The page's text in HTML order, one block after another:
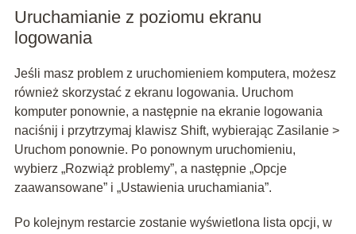
Uruchamianie z poziomu ekranu
logowania
Jeśli masz problem z uruchomieniem komputera, możesz
również skorzystać z ekranu logowania. Uruchom
komputer ponownie, a następnie na ekranie logowania
naciśnij i przytrzymaj klawisz Shift, wybierając Zasilanie >
Uruchom ponownie. Po ponownym uruchomieniu,
wybierz „Rozwiąż problemy”, a następnie „Opcje
zaawansowane” i „Ustawienia uruchamiania”.
Po kolejnym restarcie zostanie wyświetlona lista opcji, w